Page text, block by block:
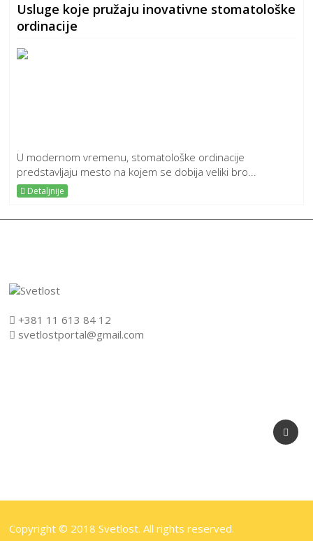
Usluge koje pružaju inovativne stomatološke
ordinacije
U modernom vremenu, stomatološke ordinacije
predstavljaju mesto na kojem se dobija veliki bro...
Detaljnije
+381 11 613 84 12
svetlostportal@gmail.com
Copyright © 2018 Svetlost. All rights reserved.